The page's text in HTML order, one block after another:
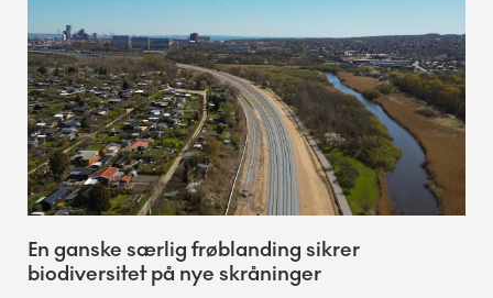
En ganske særlig frøblanding sikrer
biodiversitet på nye skråninger